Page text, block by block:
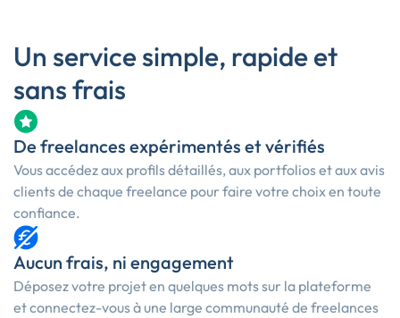
Un service simple, rapide et
sans frais
De freelances expérimentés et vérifiés
Vous accédez aux profils détaillés, aux portfolios et aux avis
clients de chaque freelance pour faire votre choix en toute
confiance.
Aucun frais, ni engagement
Déposez votre projet en quelques mots sur la plateforme
et connectez-vous à une large communauté de freelances